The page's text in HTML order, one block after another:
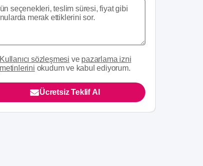
Kullanıcı sözleşmesi ve pazarlama izni
metinlerini okudum ve kabul ediyorum.
Ücretsiz Teklif Al